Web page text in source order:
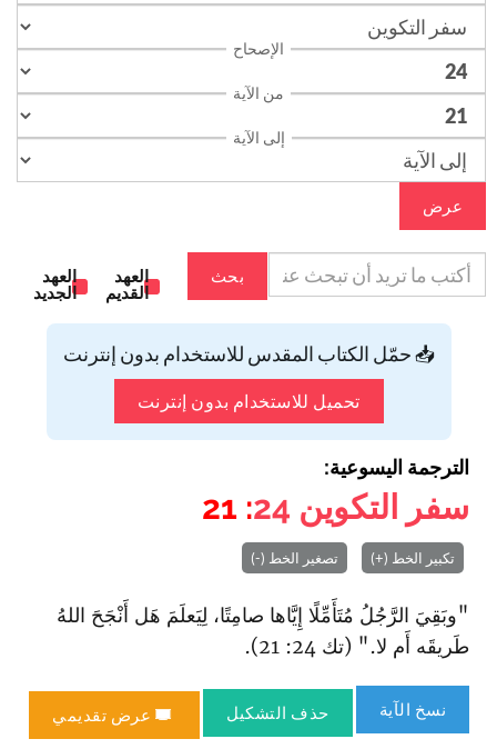
الإصحاح
من الآية
إلى الآية
عرض
بحث
العهد
القديم
العهد
الجديد
📥 حمّل الكتاب المقدس للاستخدام بدون إنترنت
تحميل للاستخدام بدون إنترنت
الترجمة اليسوعية:
سفر التكوين 24
: 21
تكبير الخط (+) تصغير الخط (-)
"وبَقِيَ الرَّجُلُ مُتَأَمِّلًا إِيَّاها صامِتًا، لِيَعلَمَ هَل أَنْجَحَ اللهُ
طَريقَه أَم لا." (تك 24: 21).
نسخ الآية حذف التشكيل عرض تقديمي